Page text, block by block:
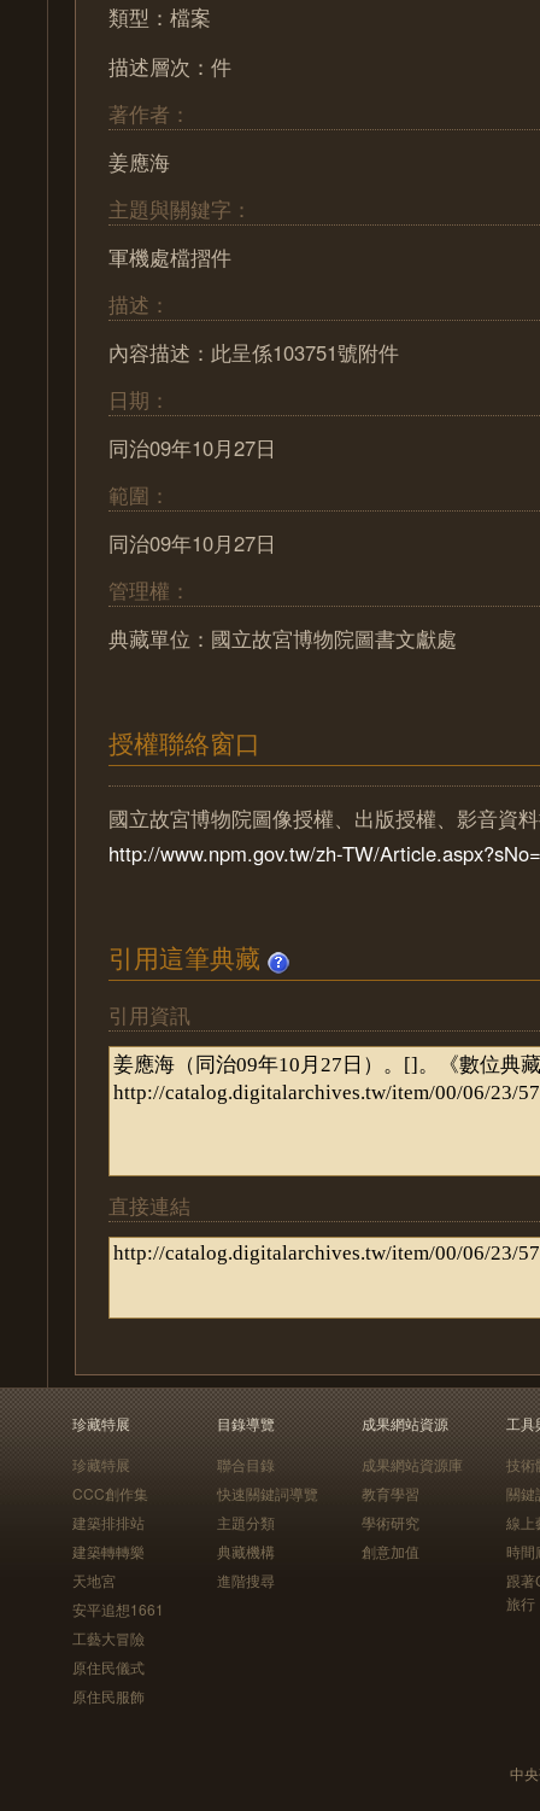
類型：檔案
描述層次：件
著作者：
姜應海
主題與關鍵字：
軍機處檔摺件
描述：
內容描述：此呈係103751號附件
日期：
同治09年10月27日
範圍：
同治09年10月27日
管理權：
典藏單位：國立故宮博物院圖書文獻處
授權聯絡窗口
國立故宮博物院圖像授權、出版授權、影音資
http://www.npm.gov.tw/zh-TW/
引用這筆典藏
引用資訊
直接連結
珍藏特展
珍藏特展
CCC創作集
建築排排站
建築轉轉樂
天地宮
安平追想1661
工藝大冒險
原住民儀式
原住民服飾
目錄導覽
聯合目錄
快速關鍵詞導覽
主題分類
典藏機構
進階搜尋
成果網站資源
成果網站資源庫
教育學習
學術研究
創意加值
工具
技術
關鍵
線上
時間
跟
旅行
中